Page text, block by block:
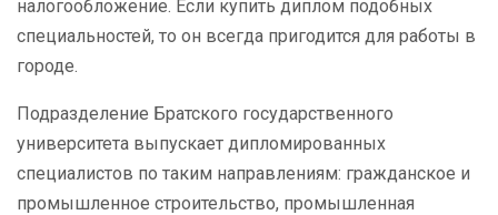
налогообложение. Если купить диплом подобных
специальностей, то он всегда пригодится для работы в
городе.
Подразделение Братского государственного
университета выпускает дипломированных
специалистов по таким направлениям: гражданское и
промышленное строительство, промышленная